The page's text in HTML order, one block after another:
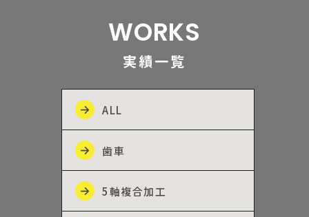
WORKS
実績一覧
ALL
歯車
5軸複合加工